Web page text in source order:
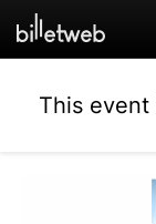
This event